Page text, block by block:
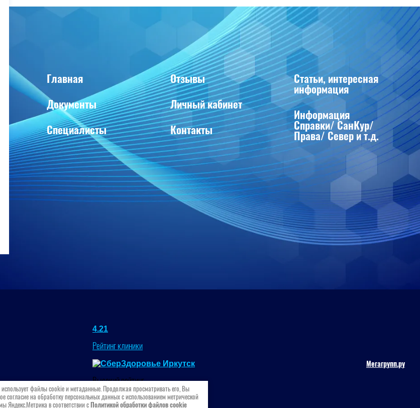
Главная
Документы
Специалисты
Отзывы
Личный кабинет
Контакты
Статьи, интересная
информация
Информация
Справки/ СанКур/
Права/ Север и т.д.
использует файлы cookie и метаданные. Продолжая просматривать его, Вы
согласие на обработку персональных данных с использованием метрической
Яндекс.Метрика в соответствии с
Политикой обработки файлов cookie
4.21
Рейтинг клиники
Высокий рейтинг
на основании 3 отзывов
Мегагрупп.ру